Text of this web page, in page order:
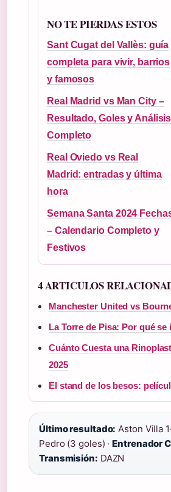
NO TE PIERDAS ESTOS
Sant Cugat del Vallès: guía
completa para vivir, barrios
y famosos
Real Madrid vs Man City –
Resultado, Goles y Análisis
Completo
Real Oviedo vs Real
Madrid: entradas y última
hora
Semana Santa 2024
– Calendario Completo y
Festivos
4 ARTICULOS
Manchester United vs
La Torre de Pisa: Por qué
Cuánto Cuesta una
2025
El stand de los besos:
Último resultado: Aston Villa
Pedro (3 goles) ·Entrenador
Transmisión: DAZN